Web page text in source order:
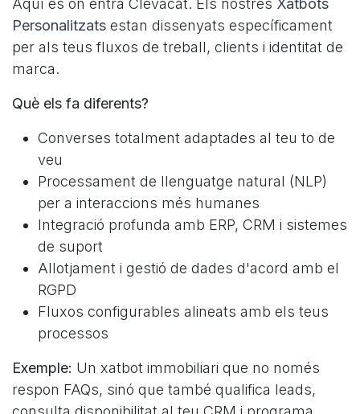
Aquí és on entra Clevacat. Els nostres Xatbots
Personalitzats estan dissenyats específicament
per als teus fluxos de treball, clients i identitat de
marca.
Què els fa diferents?
Converses totalment adaptades al teu to de
veu
Processament de llenguatge natural (NLP)
per a interaccions més humanes
Integració profunda amb ERP, CRM i sistemes
de suport
Allotjament i gestió de dades d'acord amb el
RGPD
Fluxos configurables alineats amb els teus
processos
Exemple: Un xatbot immobiliari que no només
respon FAQs, sinó que també qualifica leads,